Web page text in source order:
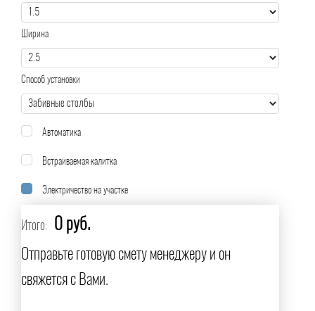
Ширина
Способ установки
Автоматика
Встраиваемая калитка
Электричество на участке
Итого: 0 руб.
Отправьте готовую смету менеджеру и он
свяжется с Вами.